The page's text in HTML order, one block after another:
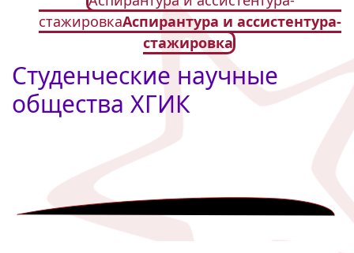
стажировкаАспирантура и ассистентура-
стажировка
Студенческие научные
общества ХГИК